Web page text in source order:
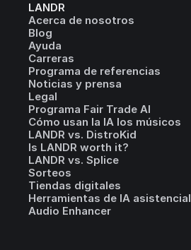
LANDR
Acerca de nosotros
Blog
Ayuda
Carreras
Programa de referencias
Noticias y prensa
Legal
Programa Fair Trade AI
Cómo usan la IA los músicos
LANDR vs. DistroKid
Is LANDR worth it?
LANDR vs. Splice
Sorteos
Tiendas digitales
Herramientas de IA asistencial
Audio Enhancer